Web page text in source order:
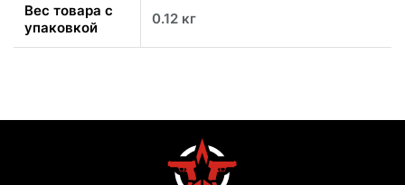
Вес товара с
упаковкой
0.12 кг